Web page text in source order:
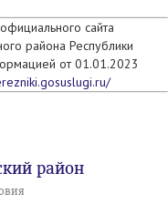
сайта
района Республики
от 01.01.2023
район